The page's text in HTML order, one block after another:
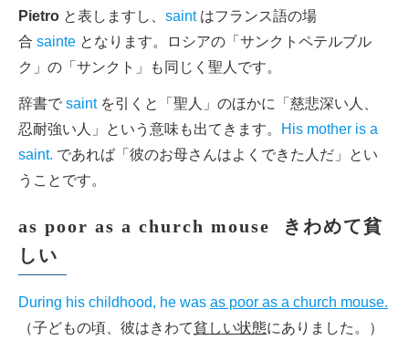
Pietro と表しますし、 saintはフランス語の場
合 sainte となります。ロシアの「サンクトペテルブル
ク」の「サンクト」も同じく聖人です。
辞書で saintを引くと「聖人」のほかに「慈悲深い人、
忍耐強い人」という意味も出てきます。
His mother is a
saint. であれば「彼のお母さんはよくできた人だ」とい
うことです。
as poor as a church mouse きわめて貧
しい
During his childhood, he was as poor as a church mouse.
（子どもの頃、彼はきわて貧しい状態にありました。）